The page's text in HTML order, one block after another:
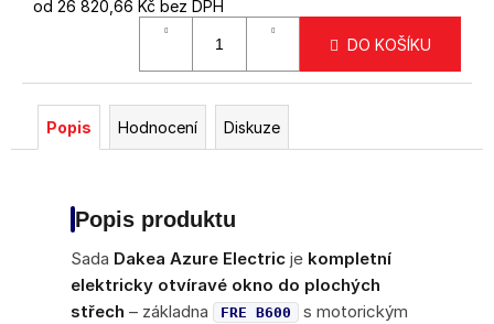
od 26 820,66 Kč bez DPH
DO KOŠÍKU
Popis Hodnocení Diskuze
Popis produktu
Sada Dakea Azure Electricje kompletní
elektricky otvíravé okno do plochých
střech – základna FRE B600
s motorickým